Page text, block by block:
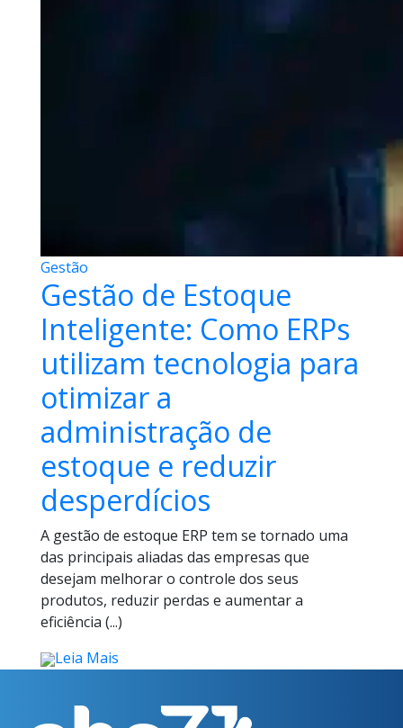
Gestão
Gestão de Estoque
Inteligente: Como ERPs
utilizam tecnologia para
otimizar a
administração de
estoque e reduzir
desperdícios
A gestão de estoque ERP tem se tornado uma
das principais aliadas das empresas que
desejam melhorar o controle dos seus
produtos, reduzir perdas e aumentar a
eficiência (...)
Leia Mais